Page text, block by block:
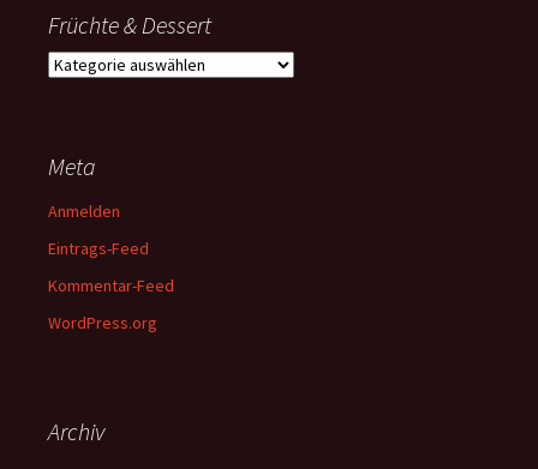
Früchte & Dessert
Früchte
Meta
Anmelden
Eintrags-Feed
Kommentar-Feed
WordPress.org
Archiv